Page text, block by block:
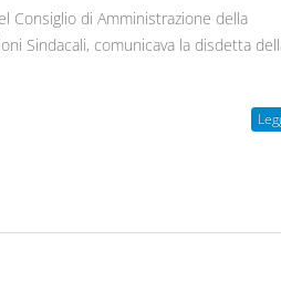
Consiglio di Amministrazione della
Sindacali, comunicava la disdetta